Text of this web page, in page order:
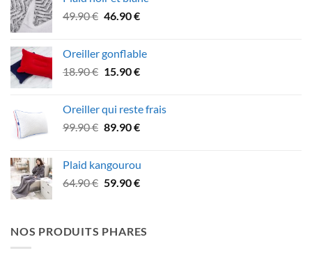
était :
26.90 €.
est :
21.90 €.
49.90€ Le
était :
49.90 €.
46.90€Le
est :
46.90 €.
Oreiller gonflable
18.90€ Le
était :
18.90 €.
15.90€Le
est :
15.90 €.
Oreiller qui reste frais
99.90€ Le
était :
99.90 €.
89.90€Le
est :
89.90 €.
Plaid kangourou
64.90€ Le
était :
64.90 €.
59.90€Le
est :
59.90 €.
NOS PRODUITS PHARES